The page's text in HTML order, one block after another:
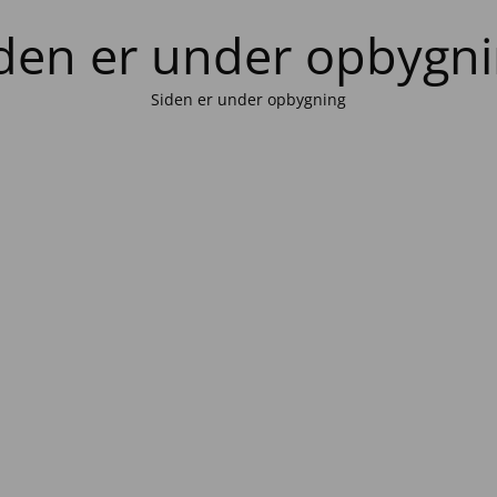
er under
Siden er under opbygning